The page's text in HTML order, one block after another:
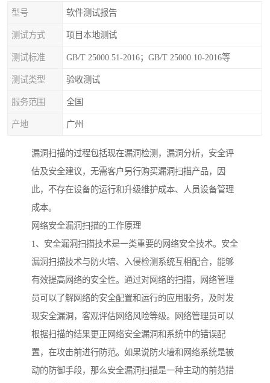
型号 软件测试报告
测试方式 项目本地测试
测试标准 GB/T 25000.51-2016；GB/T 25000.10-2016等
测试类型 验收测试
服务范围 全国
产地 广州
漏洞扫描的过程包括现在漏洞检测，漏洞分析，安全评
估及安全建议，无需客户另行购买漏洞扫描产品，因
此，不存在设备的运行和升级维护成本、人员设备管理
成本。
网络安全漏洞扫描的工作原理
1、安全漏洞扫描技术是一类重要的网络安全技术。安全
漏洞扫描技术与防火墙、入侵检测系统互相配合，能够
有效提高网络的安全性。通过对网络的扫描，网络管理
员可以了解网络的安全配置和运行的应用服务，及时发
现安全漏洞，客观评估网络风险等级。网络管理员可以
根据扫描的结果更正网络安全漏洞和系统中的错误配
置，在攻击前进行防范。如果说防火墙和网络系统是被
动的防御手段，那么安全漏洞扫描是一种主动的前范措